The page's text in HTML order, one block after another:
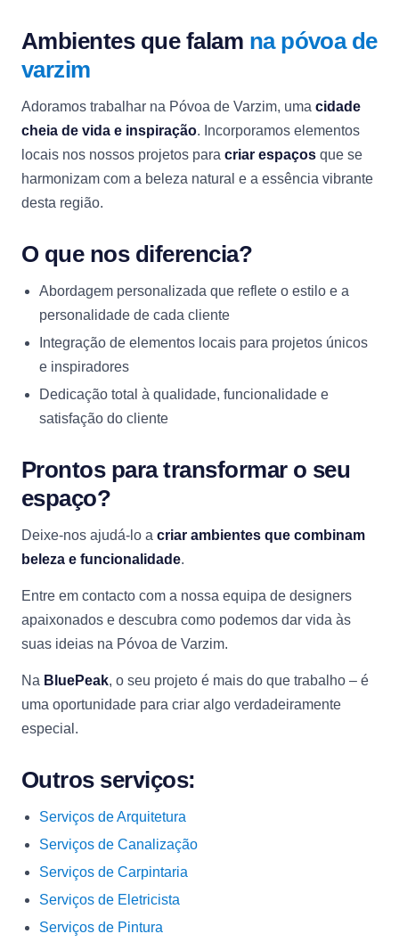
Ambientes que falam na póvoa de
varzim
Adoramos trabalhar na Póvoa de Varzim, uma cidade
cheia de vida e inspiração. Incorporamos elementos
locais nos nossos projetos para criar espaços que se
harmonizam com a beleza natural e a essência vibrante
desta região.
O que nos diferencia?
Abordagem personalizada que reflete o estilo e a
personalidade de cada cliente
Integração de elementos locais para projetos únicos
e inspiradores
Dedicação total à qualidade, funcionalidade e
satisfação do cliente
Prontos para transformar o seu
espaço?
Deixe-nos ajudá-lo a criar ambientes que combinam
beleza e funcionalidade.
Entre em contacto com a nossa equipa de designers
apaixonados e descubra como podemos dar vida às
suas ideias na Póvoa de Varzim.
Na BluePeak, o seu projeto é mais do que trabalho – é
uma oportunidade para criar algo verdadeiramente
especial.
Outros serviços:
Serviços de Arquitetura
Serviços de Canalização
Serviços de Carpintaria
Serviços de Eletricista
Serviços de Pintura